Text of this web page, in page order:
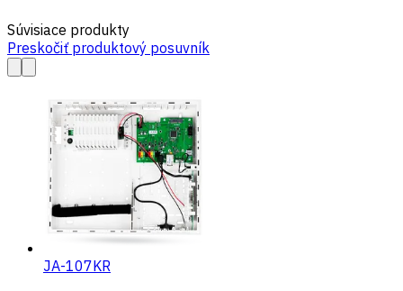
Súvisiace produkty
Preskočiť produktový posuvník
JA-107KR